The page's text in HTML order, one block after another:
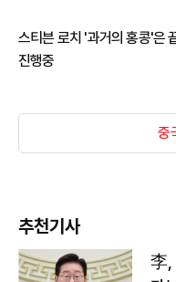
스티븐 로치 '과거의 홍콩'은
진행중
중
추천기사
李,